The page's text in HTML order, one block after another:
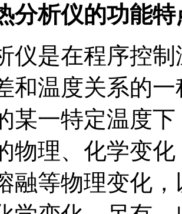
分析仪的功能
仪是在程序控
和温度关系的
某一特定温度
物理、化学变
融等物理变化